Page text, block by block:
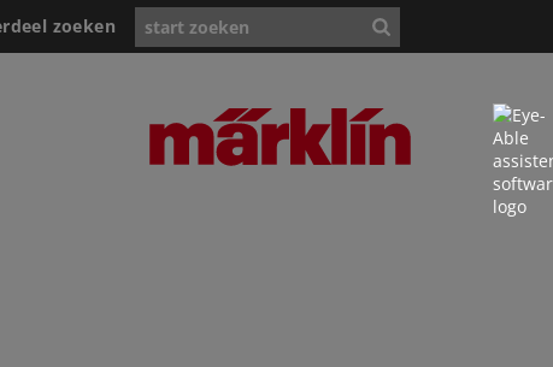
zoeken